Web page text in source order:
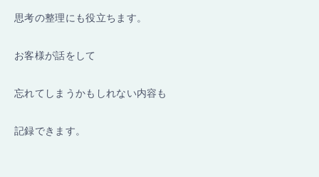
思考の整理にも役立ちます。
お客様が話をして
忘れてしまうかもしれない内容も
記録できます。